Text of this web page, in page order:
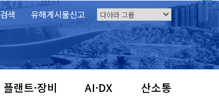
검색 유해게시물신고
플랜트·장비 AI·DX 산소통